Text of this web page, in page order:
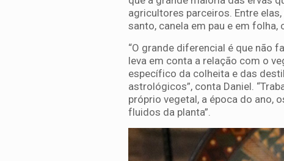
agricultores parceiros. Entre
santo, canela em pau e em folha,
“O grande diferencial é que não
leva em conta a relação com o
específico da colheita e das
astrológicos”, conta Daniel.
próprio vegetal, a época do ano,
fluidos da planta”.